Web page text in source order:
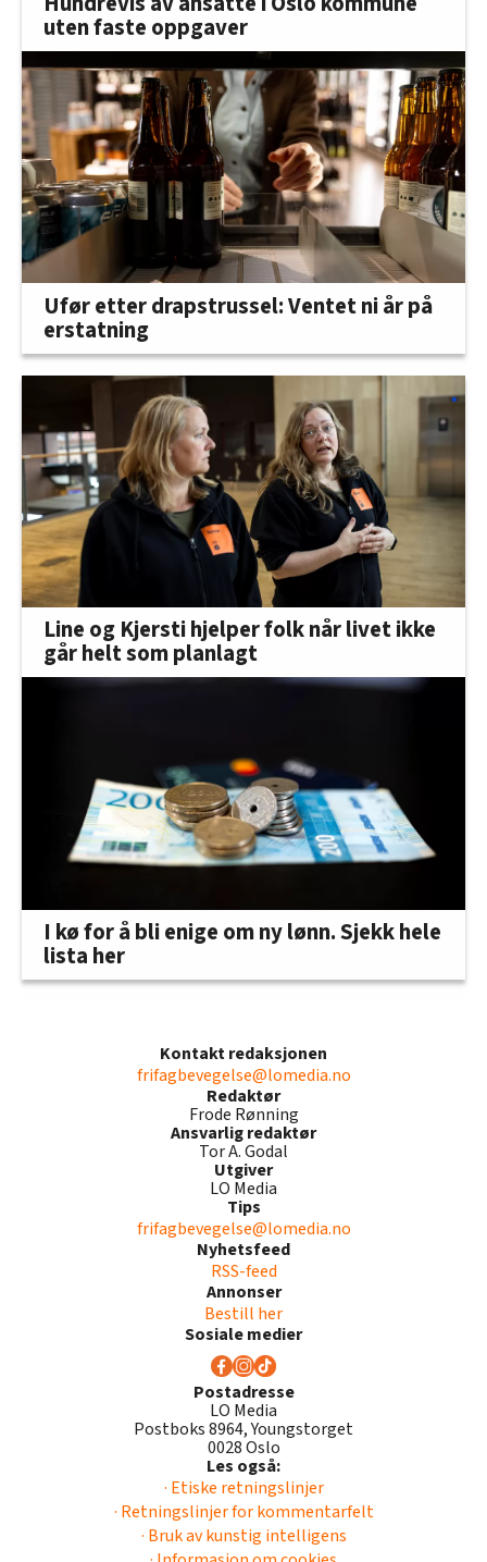
uten faste oppgaver
Ufør etter drapstrussel: Ventet ni år på
erstatning
Line og Kjersti hjelper folk når livet ikke
går helt som planlagt
I kø for å bli enige om ny lønn. Sjekk hele
lista her
Kontakt redaksjonen
frifagbevegelse@lomedia.no
Redaktør
Frode Rønning
Ansvarlig redaktør
Tor A. Godal
Utgiver
LO Media
Tips
frifagbevegelse@lomedia.no
Nyhetsfeed
RSS-feed
Annonser
Bestill her
Sosiale medier
Postadresse
LO Media
Postboks 8964, Youngstorget
0028 Oslo
Les også:
· Etiske retningslinjer
· Retningslinjer for kommentarfelt
· Bruk av kunstig intelligens